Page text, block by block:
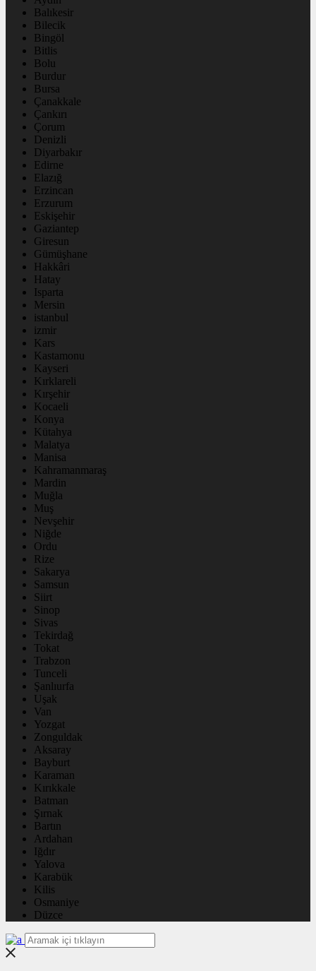
Balıkesir
Bilecik
Bingöl
Bitlis
Bolu
Burdur
Bursa
Çanakkale
Çankırı
Çorum
Denizli
Diyarbakır
Edirne
Elazığ
Erzincan
Erzurum
Eskişehir
Gaziantep
Giresun
Gümüşhane
Hakkâri
Hatay
Isparta
Mersin
istanbul
izmir
Kars
Kastamonu
Kayseri
Kırklareli
Kırşehir
Kocaeli
Konya
Kütahya
Malatya
Manisa
Kahramanmaraş
Mardin
Muğla
Muş
Nevşehir
Niğde
Ordu
Rize
Sakarya
Samsun
Siirt
Sinop
Sivas
Tekirdağ
Tokat
Trabzon
Tunceli
Şanlıurfa
Uşak
Van
Yozgat
Zonguldak
Aksaray
Bayburt
Karaman
Kırıkkale
Batman
Şırnak
Bartın
Ardahan
Iğdır
Yalova
Karabük
Kilis
Osmaniye
Düzce